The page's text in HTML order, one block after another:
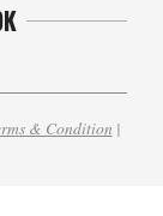
& Condition |